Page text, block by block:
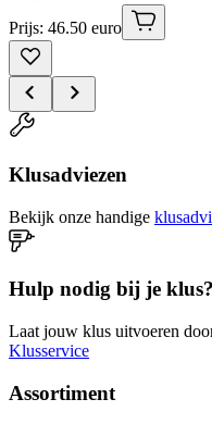
Prijs: 46.50 euro
Klusadviezen
Bekijk onze handige
Hulp nodig bij je klus?
Laat jouw klus uitvoeren
Klusservice
Assortiment